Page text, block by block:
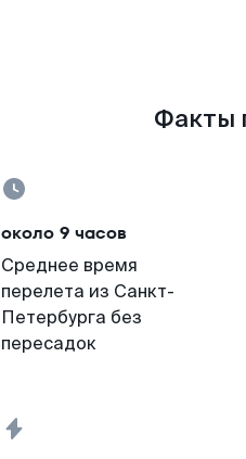
Факты
около 9 часов
Среднее время
перелета из Санкт-
Петербурга без
пересадок